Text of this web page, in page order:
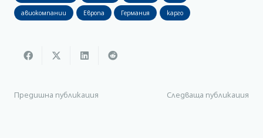
авиокомпании Европа Германия карго
Предишна публикация Следваща публикация